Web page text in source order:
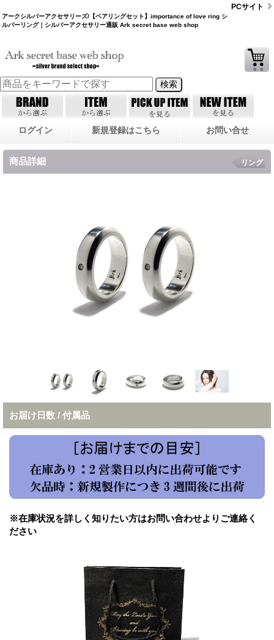
アークシルバーアクセサリーズ/【ペアリングセット】importance of love ring シ
ルバーリング｜シルバーアクセサリー通販 Ark secret base web shop
PCサイト
ログイン 新規登録はこちら お問い合せ
商品詳細 リング
お届け日数 / 付属品
※在庫状況を詳しく知りたい方はお問い合わせよりご連絡く
ださい